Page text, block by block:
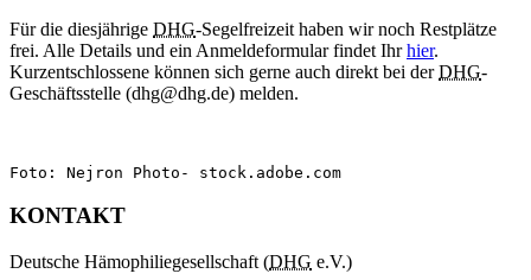
Für die diesjährige DHG-Segelfreizeit haben wir noch Restplätze
frei. Alle Details und ein Anmeldeformular findet Ihrhier.
Kurzentschlossene können sich gerne auch direkt bei derDHG-
Geschäftsstelle (dhg@dhg.de) melden.
Foto: Nejron Photo- stock.adobe.com
KONTAKT
Deutsche Hämophiliegesellschaft (DHG e.V.)